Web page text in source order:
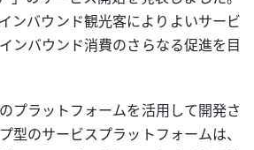
ンバウンド観光客によりよいサービ
ンバウンド消費のさらなる促進を目
プラットフォームを活用して開発さ
型のサービスプラットフォームは、